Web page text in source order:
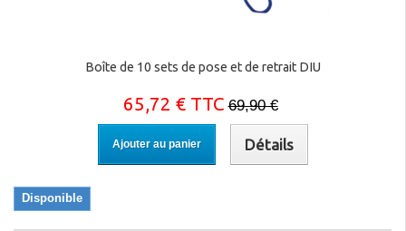
Boîte de 10 sets de pose et de retrait DIU
65,72 € TTC 69,90 €
Ajouter au panier Détails
Disponible